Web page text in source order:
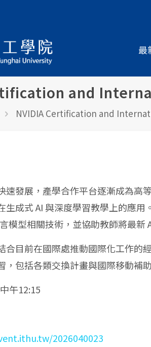
最
and
NVIDIA Certification and
速發展，產學合作平台逐漸成為
生成式 AI 與深度學習教學上的應
模型相關技術，並協助教師將最新
合目前在國際處推動國際化工作
，包括各類交換計畫與國際移動補
午12:15
2026040023